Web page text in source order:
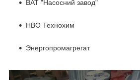
ВАТ "Насосний завод"
НВО Технохим
Энергопромагрегат